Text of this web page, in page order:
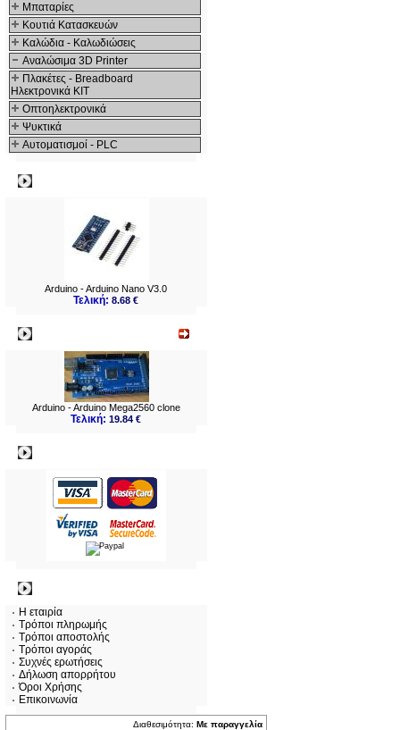
Μπαταρίες
Κουτιά Κατασκευών
Καλώδια - Καλωδιώσεις
Αναλώσιμα 3D Printer
Πλακέτες - Breadboard
Ηλεκτρονικά ΚΙΤ
Οπτοηλεκτρονικά
Ψυκτικά
Αυτοματισμοί - PLC
Arduino - Arduino Nano V3.0
Τελική:8.68 €
Arduino - Arduino Mega2560 clone
Τελική:19.84 €
Η εταιρία
Τρόποι πληρωμής
Τρόποι αποστολής
Τρόποι αγοράς
Συχνές ερωτήσεις
Δήλωση απορρήτου
Όροι Χρήσης
Επικοινωνία
Διαθεσιμότητα: Με παραγγελία